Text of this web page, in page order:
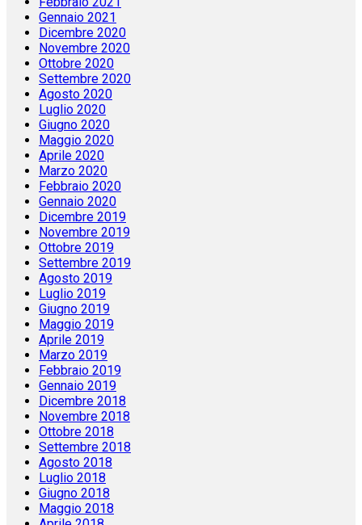
Gennaio 2021
Dicembre 2020
Novembre 2020
Ottobre 2020
Settembre 2020
Agosto 2020
Luglio 2020
Giugno 2020
Maggio 2020
Aprile 2020
Marzo 2020
Febbraio 2020
Gennaio 2020
Dicembre 2019
Novembre 2019
Ottobre 2019
Settembre 2019
Agosto 2019
Luglio 2019
Giugno 2019
Maggio 2019
Aprile 2019
Marzo 2019
Febbraio 2019
Gennaio 2019
Dicembre 2018
Novembre 2018
Ottobre 2018
Settembre 2018
Agosto 2018
Luglio 2018
Giugno 2018
Maggio 2018